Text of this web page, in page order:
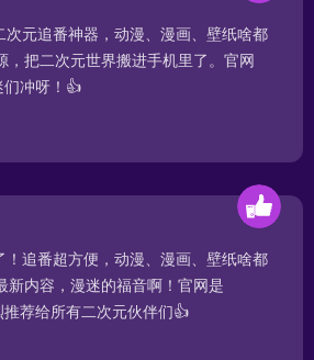
次元追番神器，动漫、漫画、壁纸啥都
，把二次元世界搬进手机里了。官网
们冲呀！👍
！追番超方便，动漫、漫画、壁纸啥都
新内容，漫迷的福音啊！官网是
推荐给所有二次元伙伴们👍